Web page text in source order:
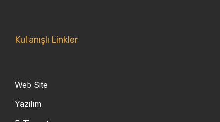
Kullanışlı Linkler
Web Site
Yazılım